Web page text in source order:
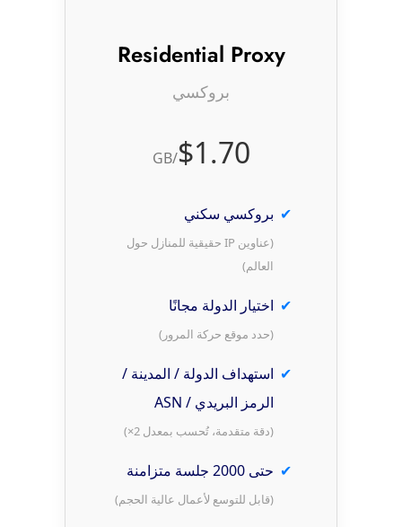
Residential Proxy
بروكسي
$1.70
/GB
بروكسي سكني
(عناوين IP حقيقية للمنازل حول
العالم)
اختيار الدولة مجانًا
(حدد موقع حركة المرور)
استهداف الدولة / المدينة /
الرمز البريدي / ASN
(دقة متقدمة، تُحسب بمعدل 2×)
حتى 2000 جلسة متزامنة
(قابل للتوسع لأعمال عالية الحجم)